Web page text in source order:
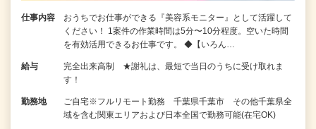
仕事内容
おうちでお仕事ができる『美容系モニター』として活躍して
ください！ 1案件の作業時間は5分〜10分程度。空いた時間
を有効活用できるお仕事です。 ◆【いろん…
給与
完全出来高制 ★謝礼は、最短で当日のうちに受け取れま
す！
勤務地
ご自宅※フルリモート勤務 千葉県千葉市 その他千葉県全
域を含む関東エリアおよび日本全国で勤務可能(在宅OK)